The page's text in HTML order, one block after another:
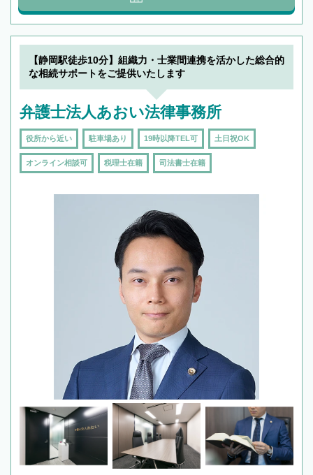
【静岡駅徒歩10分】組織力・士業間連携を活かした総合的
な相続サポートをご提供いたします
弁護士法人あおい法律事務所
役所から近い 駐車場あり 19時以降TEL可 土日祝OK
オンライン相談可 税理士在籍 司法書士在籍